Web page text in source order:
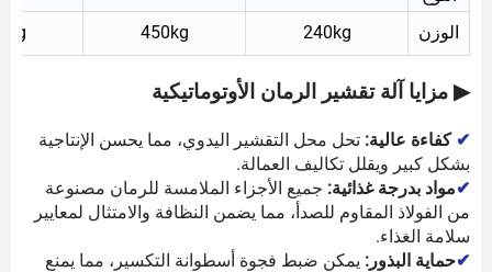
الوزن
240kg
450kg
▶ مزايا آلة تقشير الرمان الأوتوماتيكية
✔كفاءة عالية: تحل محل التقشير اليدوي، مما يحسن الإنتاجية
بشكل كبير ويقلل تكاليف العمالة.
✔مواد بدرجة غذائية: جميع الأجزاء الملامسة للرمان مصنوعة
من الفولاذ المقاوم للصدأ، مما يضمن النظافة والامتثال لمعايير
سلامة الغذاء.
✔حماية البذور: يمكن ضبط فجوة أسطوانة التكسير، مما يمنع